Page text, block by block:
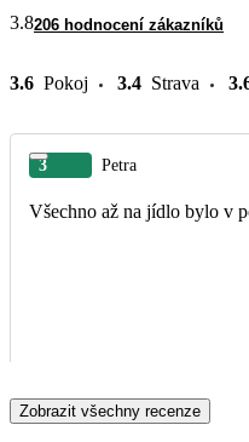
3.8206 hodnocení zákazníků
3.6 Pokoj 3.4 Strava
3 Petra
Všechno až na jídlo bylo v
Zobrazit všechny recenze